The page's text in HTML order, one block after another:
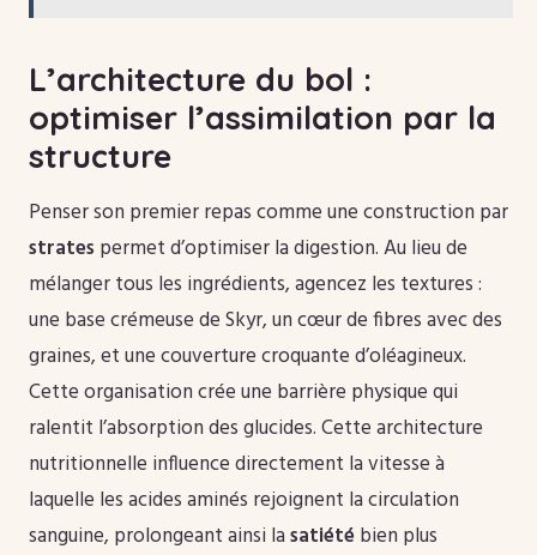
L’architecture du bol :
optimiser l’assimilation par la
structure
Penser son premier repas comme une construction par
strates permet d’optimiser la digestion. Au lieu de
mélanger tous les ingrédients, agencez les textures :
une base crémeuse de Skyr, un cœur de fibres avec des
graines, et une couverture croquante d’oléagineux.
Cette organisation crée une barrière physique qui
ralentit l’absorption des glucides. Cette architecture
nutritionnelle influence directement la vitesse à
laquelle les acides aminés rejoignent la circulation
sanguine, prolongeant ainsi lasatiétébien plus